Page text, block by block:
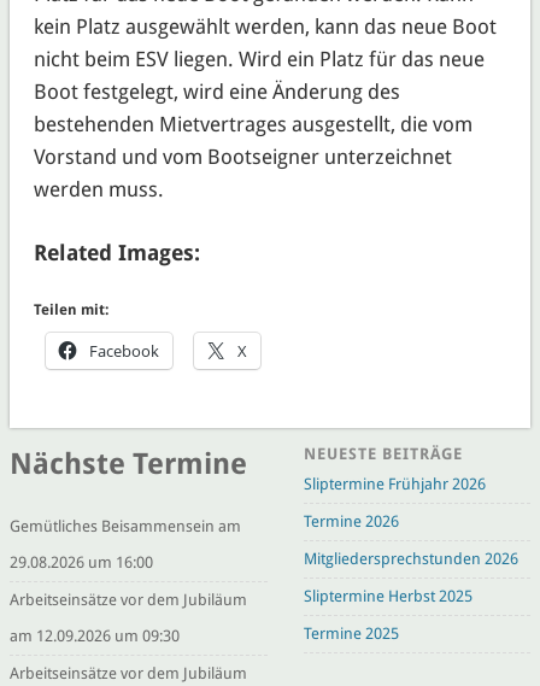
kein Platz ausgewählt werden, kann das neue Boot
nicht beim ESV liegen. Wird ein Platz für das neue
Boot festgelegt, wird eine Änderung des
bestehenden Mietvertrages ausgestellt, die vom
Vorstand und vom Bootseigner unterzeichnet
werden muss.
Related Images:
Teilen mit:
Facebook X
Nächste Termine
Gemütliches Beisammensein am
29.08.2026 um 16:00
Arbeitseinsätze vor dem Jubiläum
am 12.09.2026 um 09:30
Arbeitseinsätze vor dem Jubiläum
NEUESTE BEITRÄGE
Sliptermine Frühjahr 2026
Termine 2026
Mitgliedersprechstunden 2026
Sliptermine Herbst 2025
Termine 2025